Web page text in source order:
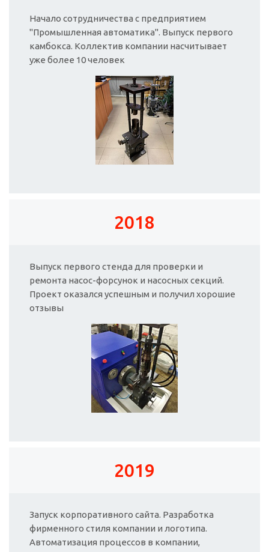
Начало сотрудничества с предприятием
"Промышленная автоматика". Выпуск первого
камбокса. Коллектив компании насчитывает
уже более 10 человек
2018
Выпуск первого стенда для проверки и
ремонта насос-форсунок и насосных секций.
Проект оказался успешным и получил хорошие
отзывы
2019
Запуск корпоративного сайта. Разработка
фирменного стиля компании и логотипа.
Автоматизация процессов в компании,